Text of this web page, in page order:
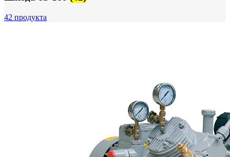
42 продукта